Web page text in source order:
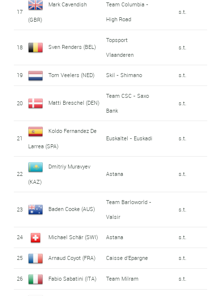
17
Mark Cavendish
(GBR)
Team Columbia -
High Road
s.t.
18 Sven Renders (BEL)
Topsport
Vlaanderen
s.t.
19 Tom Veelers (NED) Skil - Shimano s.t.
20 Matti Breschel (DEN)
Team CSC - Saxo
Bank
s.t.
21
Koldo Fernandez De
Larrea (SPA)
Euskaltel - Euskadi s.t.
22
Dmitriy Muravyev
(KAZ)
Astana s.t.
23 Baden Cooke (AUS)
Team Barloworld -
Valsir
s.t.
24 Michael Schär (SWI) Astana s.t.
25 Arnaud Coyot (FRA) Caisse d'Epargne s.t.
26 Fabio Sabatini (ITA) Team Milram s.t.